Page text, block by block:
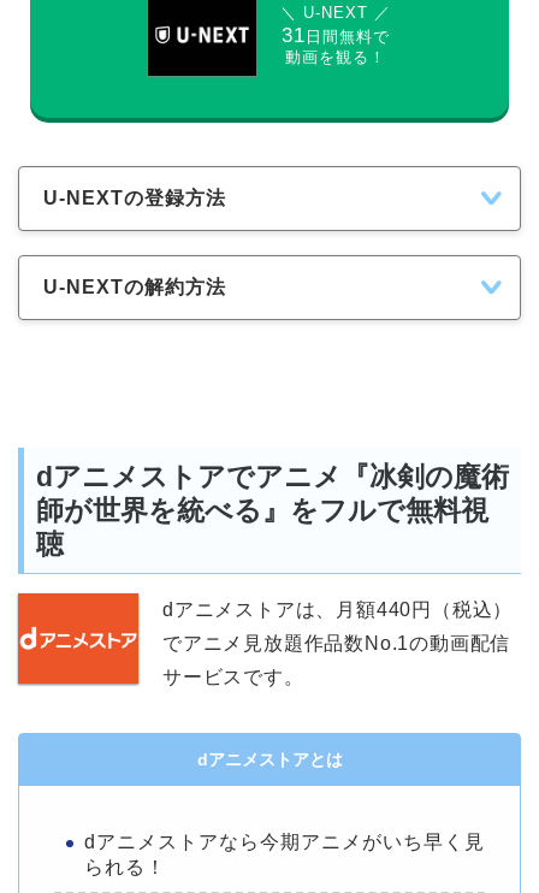
＼ U-NEXT ／
31 日間無料で
動画を観る！
U-NEXTの登録方法
U-NEXTの解約方法
dアニメストアでアニメ『冰剣の魔術
師が世界を統べる』をフルで無料視
聴
dアニメストアは、月額440円（税込）
でアニメ見放題作品数No.1の動画配信
サービスです。
dアニメストアとは
dアニメストアなら今期アニメがいち早く見
られる！